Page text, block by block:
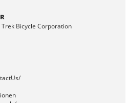
Bicycle Corporation